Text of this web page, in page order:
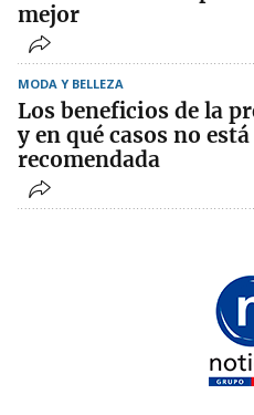
mejor
MODA Y BELLEZA
Los beneficios de la
y en qué casos no está
recomendada